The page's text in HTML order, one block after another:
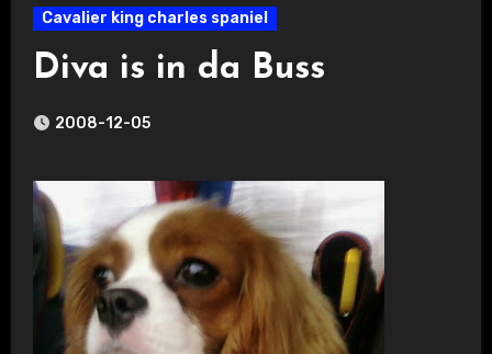
Cavalier king charles spaniel
Diva is in da Buss
2008-12-05